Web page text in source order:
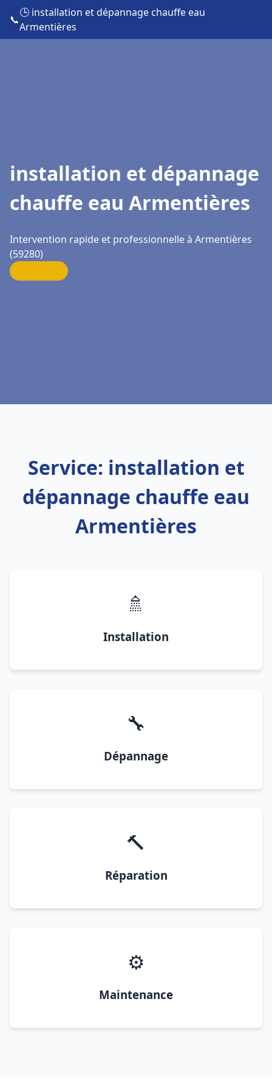
📞
🕒 installation et dépannage chauffe eau
Armentières
installation et dépannage
chauffe eau Armentières
Intervention rapide et professionnelle à Armentières
(59280)
Service: installation et
dépannage chauffe eau
Armentières
🚿
Installation
🔧
Dépannage
🔨
Réparation
⚙️
Maintenance